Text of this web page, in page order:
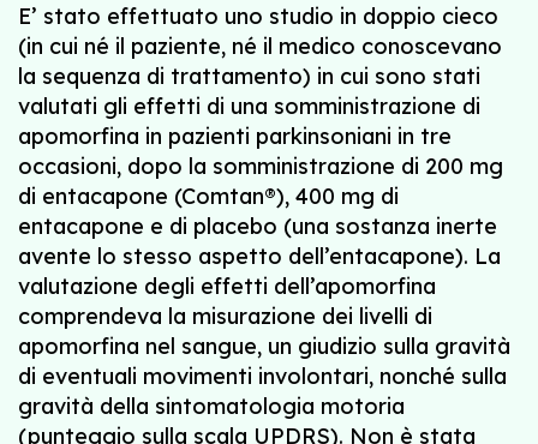
E’ stato effettuato uno studio in doppio cieco
(in cui né il paziente, né il medico conoscevano
la sequenza di trattamento) in cui sono stati
valutati gli effetti di una somministrazione di
apomorfina in pazienti parkinsoniani in tre
occasioni, dopo la somministrazione di 200 mg
di entacapone (Comtan®), 400 mg di
entacapone e di placebo (una sostanza inerte
avente lo stesso aspetto dell’entacapone). La
valutazione degli effetti dell’apomorfina
comprendeva la misurazione dei livelli di
apomorfina nel sangue, un giudizio sulla gravità
di eventuali movimenti involontari, nonché sulla
gravità della sintomatologia motoria
(punteggio sulla scala UPDRS). Non è stata